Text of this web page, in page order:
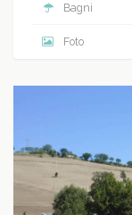
Bagni
Foto